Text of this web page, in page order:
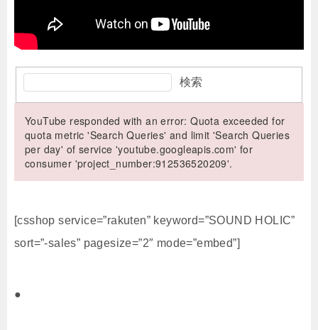
検索
YouTube responded with an error: Quota exceeded for
quota metric 'Search Queries' and limit 'Search Queries
per day' of service 'youtube.googleapis.com' for
consumer 'project_number:912536520209'.
[csshop service=”rakuten” keyword=”SOUND HOLIC”
sort=”-sales” pagesize=”2″ mode=”embed”]
●